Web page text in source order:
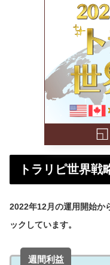
トラリピ世界戦
2022年12月の運用開始か
ックしています。
週間利益